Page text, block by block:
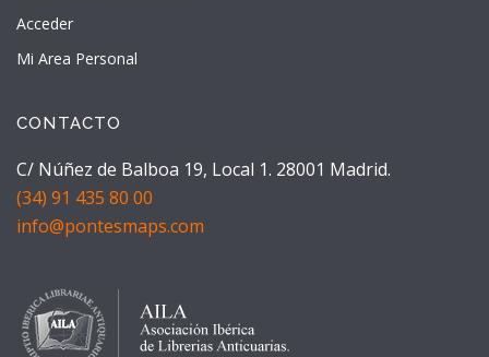
Acceder
Mi Area Personal
CONTACTO
C/ Núñez de Balboa 19, Local 1. 28001 Madrid.
(34) 91 435 80 00
info@pontesmaps.com